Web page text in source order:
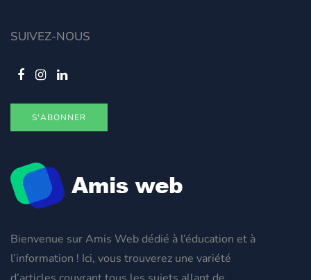
Bienvenue sur Amis Web dédié à l’éducation et à
l’information ! Ici, vous trouverez une variété
SUIVEZ-NOUS
S'ABONNER